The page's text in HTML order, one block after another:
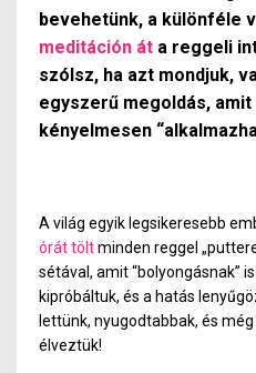
bevehetünk, a különféle
meditáción át a reggeli
szólsz, ha azt mondjuk,
egyszerű megoldás,
kényelmesen
A világ egyik legsikeresebb
órát töltminden reggel
sétával, amit “bolyongásnak”
kipróbáltuk, és a hatás
lettünk, nyugodtabbak, és
élveztük!